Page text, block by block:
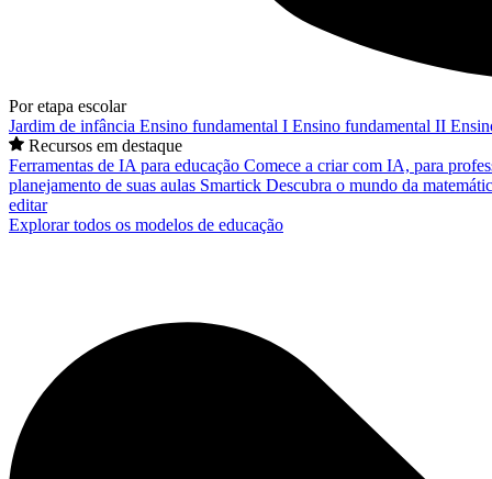
Por etapa escolar
Jardim de infância Ensino fundamental I Ensino fundamental II
Recursos em destaque
Ferramentas de IA para educação Comece a criar com IA, para
planejamento de suas aulas Smartick Descubra o mundo da
editar
Explorar todos os modelos de educação